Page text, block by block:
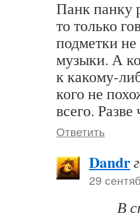
Панк панку
то только
подметки
музыки. А
к какому-
кого не
всего.
Ответить
Dandr
29
В